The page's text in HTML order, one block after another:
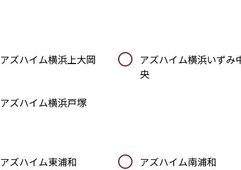
アズハイム横浜上大岡
アズハイム横浜いずみ
央
アズハイム横浜戸塚
アズハイム東浦和
アズハイム南浦和